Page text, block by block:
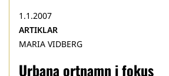
Urbana ortnamn i fokus
1.1.2007
ARTIKLAR
MARIA VIDBERG